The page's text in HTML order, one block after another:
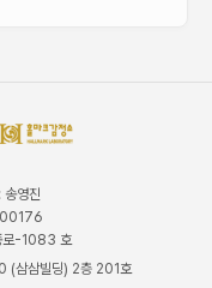
영진
로-1083 호
(삼삼빌딩) 2층 201호